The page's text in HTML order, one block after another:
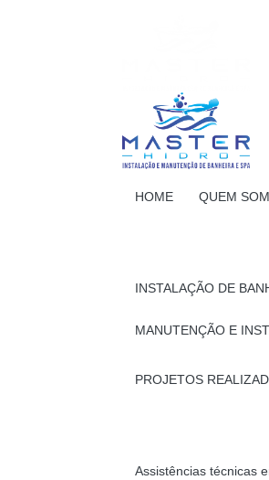
HOME QUEM
INSTALAÇÃO DE
MANUTENÇÃO E
PROJETOS
Assistências técnicas